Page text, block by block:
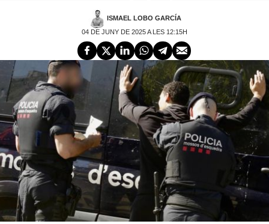
ISMAEL LOBO GARCÍA
04 DE JUNY DE 2025 A LES 12:15H